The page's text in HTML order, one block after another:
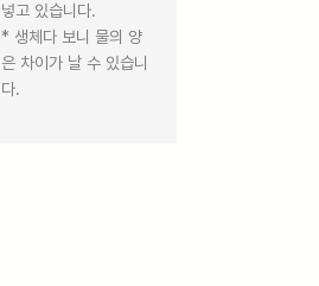
넣고 있습니다.
* 생체다 보니 물의 양
은 차이가 날 수 있습니
다.